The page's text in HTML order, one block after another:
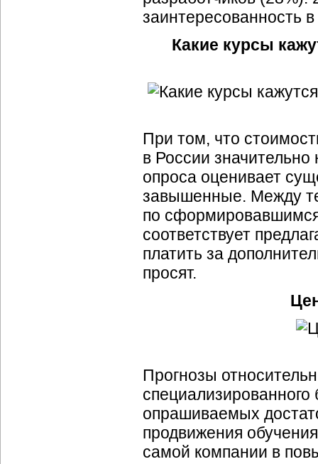
заинтересованность
Какие курсы
При том, что
в России
опроса оценивает
завышенные. Между
по
соответствует
платить за
просят.
Прогнозы
опрашиваемых
продвижения
самой компании в